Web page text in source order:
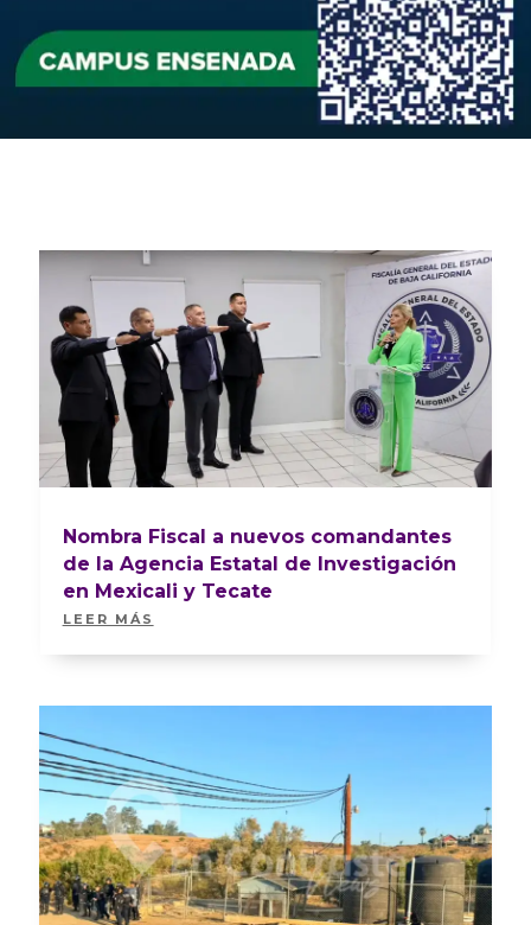
Nombra Fiscal a nuevos comandantes
de la Agencia Estatal de Investigación
en Mexicali y Tecate
LEER MÁS